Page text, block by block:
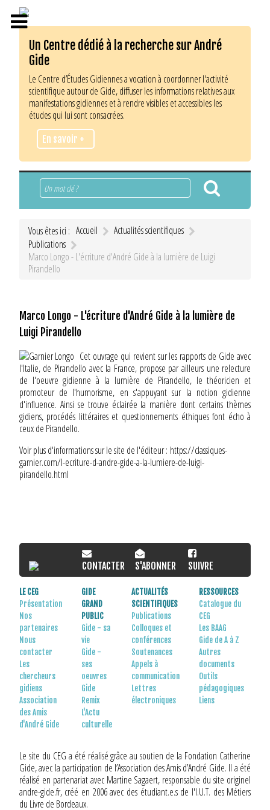
Un Centre dédié à la recherche sur André
Gide
Le Centre d’Études Gidiennes a vocation à coordonner l'activité
scientifique autour de Gide, diffuser les informations relatives aux
manifestations gidiennes et à rendre visibles et accessibles les
études qui lui sont consacrées.
En savoir +
Rechercher
Vous êtes ici : Accueil
Actualités scientifiques
Publications
Marco Longo - L'écriture d'André Gide à la lumière de Luigi
Pirandello
Marco Longo - L'écriture d'André Gide à la lumière de
Luigi Pirandello
Cet ouvrage qui revient sur les rapports de Gide avec
l'Italie, de Pirandello avec la France, propose par ailleurs une relecture
de l'oeuvre gidienne à la lumière de Pirandello, le théoricien et
promoteur de l'humorisme, en s'appuyant sur la notion gidienne
d'influence. Ainsi se trouve éclairée la manière dont certains thèmes
gidiens, procédés littéraires et questionnements éthiques font écho à
ceux de Pirandello.
Voir plus d'informations sur le site de l'éditeur : https://classiques-
garnier.com/l-ecriture-d-andre-gide-a-la-lumiere-de-luigi-
pirandello.html
CONTACTER S'ABONNER SUIVRE
LE CEG
Présentation
Nos
partenaires
Nous
contacter
Les
chercheurs
gidiens
Association
des Amis
d'André Gide
GIDE
GRAND
PUBLIC
Gide - sa
vie
Gide -
ses
oeuvres
Gide
Remix
L'Actu
culturelle
ACTUALITÉS
SCIENTIFIQUES
Publications
Colloques et
conférences
Soutenances
Appels à
communication
Lettres
électroniques
RESSOURCES
Catalogue du
CEG
Les BAAG
Gide de A à Z
Autres
documents
Outils
pédagogiques
Liens
Le site du CEG a été réalisé grâce au soutien de la Fondation Catherine
Gide, avec la participation de l’Association des Amis d’André Gide. Il a été
réalisé en partenariat avec Martine Sagaert, responsable du site originel
andre-gide.fr, créé en 2006 avec des étudiant.e.s de l'I.U.T. des Métiers
du Livre de Bordeaux.